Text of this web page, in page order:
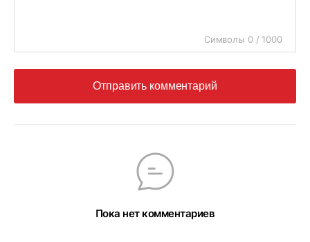
Символы 0 / 1000
Отправить комментарий
Пока нет комментариев